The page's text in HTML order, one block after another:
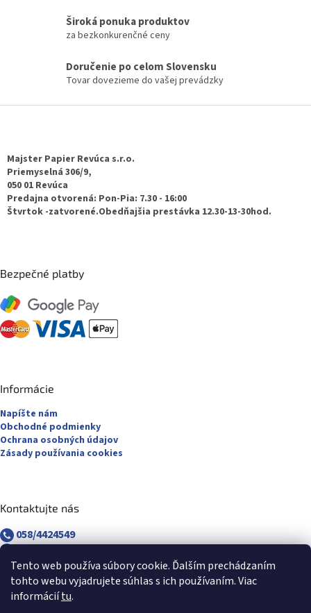
Tento web používa súbory cookie. Ďalším prechádzaním
tohto webu vyjadrujete súhlas s ich používaním. Viac
informáciítu.
p
r
y
v
p
Široká ponuka produktov
za bezkonkurenčné ceny
Doručenie po celom Slovensku
Tovar dovezieme do vašej prevádzky
Majster Papier Revúca s.r.o.
Priemyselná 306/9,
050 01 Revúca
Predajna otvorená: Pon-Pia: 7.30 - 16:00
Štvrtok -zatvorené.Obedňajšia prestávka 12.30-13-30hod.
Bezpečné platby
Informácie
Napíšte nám
Obchodné podmienky
Ochrana osobných údajov
Zásady používania cookies
Kontaktujte nás
058/4424549
revuca@majsterpapier.sk